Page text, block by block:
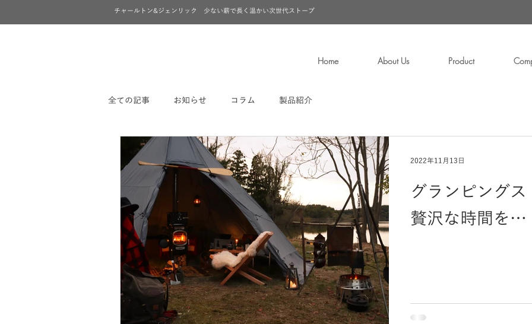
チャールトン&ジェンリック 少ない薪で長く温かい次世代ストーブ
Home About Us Product
全ての記事 お知らせ コラム 製品紹介
グランピング
贅沢な時間を…
2022年11月13日